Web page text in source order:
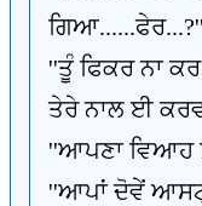
ਗਿਆ......ਫੇਰ...?''
''ਤੂੰ ਫਿਕਰ ਨਾ
ਤੇਰੇ ਨਾਲ ਈ
''ਆਪਣਾ ਵਿਆਹ
''ਆਪਾਂ ਦੋਵੇਂ